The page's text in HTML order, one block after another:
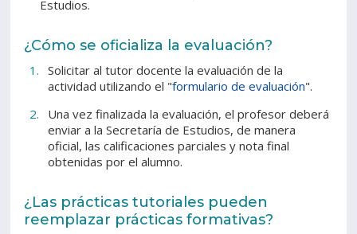
Estudios.
¿Cómo se oficializa la evaluación?
Solicitar al tutor docente la evaluación de la
actividad utilizando el "formulario de evaluación".
Una vez finalizada la evaluación, el profesor deberá
enviar a la Secretaría de Estudios, de manera
oficial, las calificaciones parciales y nota final
obtenidas por el alumno.
¿Las prácticas tutoriales pueden
reemplazar prácticas formativas?